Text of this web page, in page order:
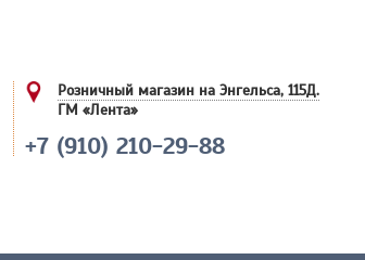
Розничный магазин на Энгельса, 115Д.
ГМ «Лента»
+7 (910) 210-29-88